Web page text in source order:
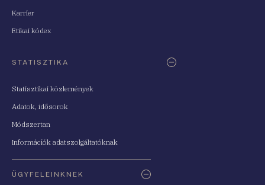
Karrier
Etikai kódex
STATISZTIKA
Statisztikai közlemények
Adatok, idősorok
Módszertan
Információk adatszolgáltatóknak
ÜGYFELEINKNEK